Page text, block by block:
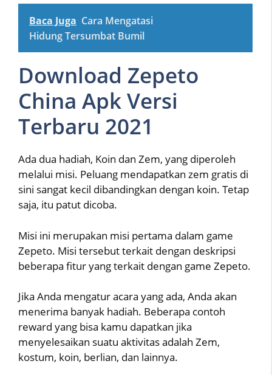
Baca Juga Cara Mengatasi
Hidung Tersumbat Bumil
Download Zepeto
China Apk Versi
Terbaru 2021
Ada dua hadiah, Koin dan Zem, yang diperoleh
melalui misi. Peluang mendapatkan zem gratis di
sini sangat kecil dibandingkan dengan koin. Tetap
saja, itu patut dicoba.
Misi ini merupakan misi pertama dalam game
Zepeto. Misi tersebut terkait dengan deskripsi
beberapa fitur yang terkait dengan game Zepeto.
Jika Anda mengatur acara yang ada, Anda akan
menerima banyak hadiah. Beberapa contoh
reward yang bisa kamu dapatkan jika
menyelesaikan suatu aktivitas adalah Zem,
kostum, koin, berlian, dan lainnya.